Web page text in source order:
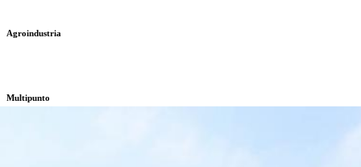
Agroindustria
Multipunto